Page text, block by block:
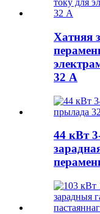
Хатняя
32 А
44 кВт